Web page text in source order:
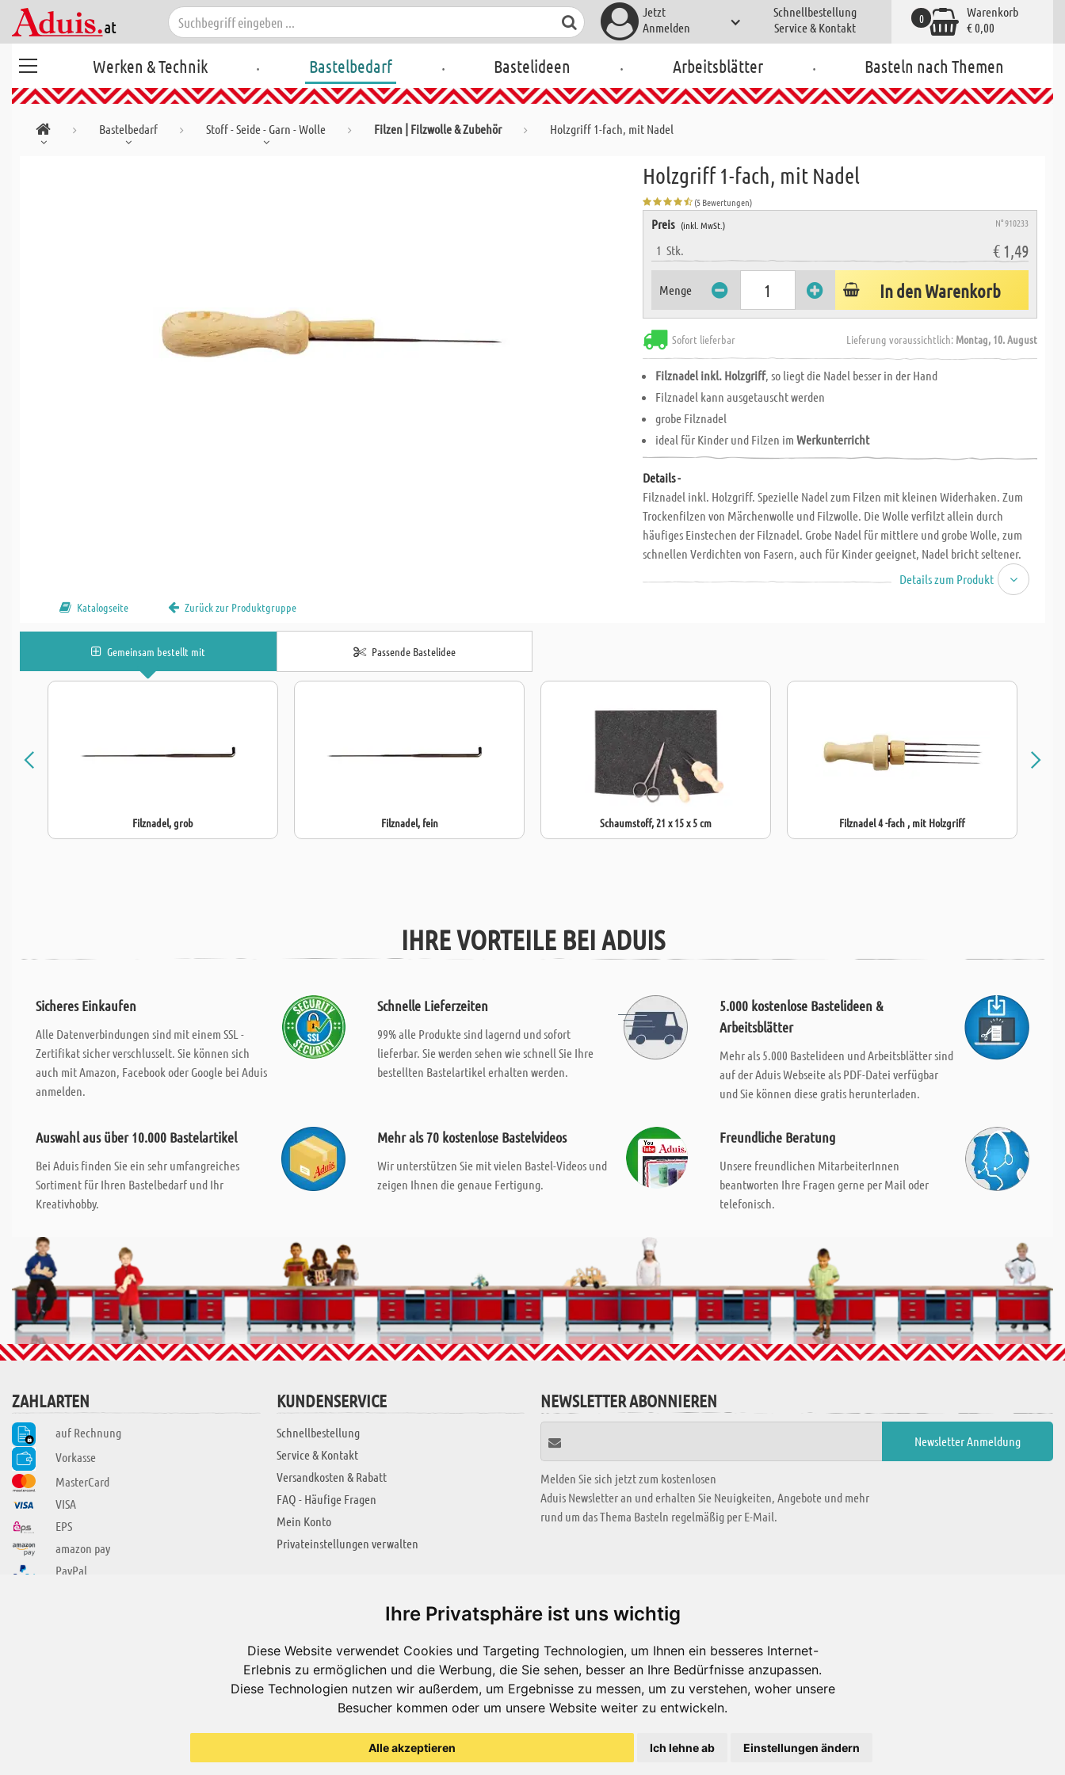
Ihre Privatsphäre ist uns wichtig
Diese Website verwendet Cookies und Targeting Technologien, um Ihnen ein besseres Internet-
Erlebnis zu ermöglichen und die Werbung, die Sie sehen, besser an Ihre Bedürfnisse anzupassen.
Diese Technologien nutzen wir außerdem, um Ergebnisse zu messen, um zu verstehen, woher unsere
Besucher kommen oder um unsere Website weiter zu entwickeln.
Alle akzeptieren Ich lehne ab Einstellungen ändern
Jetzt
Anmelden
Schnellbestellung
Service & Kontakt
Warenkorb
€ 0,00
0
Werken & Technik . Bastelbedarf . Bastelideen . Arbeitsblätter . Basteln nach Themen
Bastelbedarf Stoff - Seide - Garn - Wolle Filzen | Filzwolle & Zubehör Holzgriff 1-fach, mit Nadel
Holzgriff 1-fach, mit Nadel
(5 Bewertungen)
Preis (inkl. MwSt.) N° 910233
1Stk. € 1,49
Menge In den Warenkorb
Sofort lieferbar Lieferung voraussichtlich: Montag, 10. August
Filznadel inkl. Holzgriff, so liegt die Nadel besser in der Hand
Filznadel kann ausgetauscht werden
grobe Filznadel
ideal für Kinder und Filzen imWerkunterricht
Details -
Filznadel inkl. Holzgriff. Spezielle Nadel zum Filzen mit kleinen Widerhaken. Zum
Trockenfilzen von Märchenwolle und Filzwolle. Die Wolle verfilzt allein durch
häufiges Einstechen der Filznadel. Grobe Nadel für mittlere und grobe Wolle, zum
schnellen Verdichten von Fasern, auch für Kinder geeignet, Nadel bricht seltener.
Länge: 7,5 cm. Achtung: Verletzungsgefahr, Nadel ist sehr spitz! Der Holzgriff
erleichtert das Filzen mit der Nadel, dadurch liegt die Nadel besser in der Hand -
Details zum Produkt
Katalogseite Zurück zur Produktgruppe
Gemeinsam bestellt mit Passende Bastelidee
Filznadel, grob Filznadel, fein Schaumstoff, 21 x 15 x 5 cm Filznadel 4 -fach , mit Holzgriff
IHRE VORTEILE BEI ADUIS
Sicheres Einkaufen
Alle Datenverbindungen sind mit einem SSL -
Zertifikat sicher verschlusselt. Sie können sich
auch mit Amazon, Facebook oder Google bei Aduis
anmelden.
Schnelle Lieferzeiten
99% alle Produkte sind lagernd und sofort
lieferbar. Sie werden sehen wie schnell Sie Ihre
bestellten Bastelartikel erhalten werden.
5.000 kostenlose Bastelideen &
Arbeitsblätter
Mehr als 5.000 Bastelideen und Arbeitsblätter sind
auf der Aduis Webseite als PDF-Datei verfügbar
und Sie können diese gratis herunterladen.
Auswahl aus über 10.000 Bastelartikel
Bei Aduis finden Sie ein sehr umfangreiches
Sortiment für Ihren Bastelbedarf und Ihr
Kreativhobby.
Mehr als 70 kostenlose Bastelvideos
Wir unterstützen Sie mit vielen Bastel-Videos und
zeigen Ihnen die genaue Fertigung.
Freundliche Beratung
Unsere freundlichen MitarbeiterInnen
beantworten Ihre Fragen gerne per Mail oder
telefonisch.
ZAHLARTEN
auf Rechnung
Vorkasse
MasterCard
VISA
EPS
amazon pay
PayPal
KUNDENSERVICE
Schnellbestellung
Service & Kontakt
Versandkosten & Rabatt
FAQ - Häufige Fragen
Mein Konto
Privateinstellungen verwalten
NEWSLETTER ABONNIEREN
Melden Sie sich jetzt zum kostenlosen
Aduis Newsletter an und erhalten Sie Neuigkeiten, Angebote und mehr
rund um das Thema Basteln regelmäßig per E-Mail.
Jobs
Impressum
Datenschutzerklärung
KREATIV ZONE
Alle Videos
Bastelideen
Arbeitsblätter
Es gibt uns auch in